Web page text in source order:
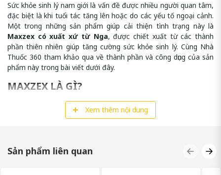
Sức khỏe sinh lý nam giới là vấn đề được nhiều người quan tâm,
đặc biệt là khi tuổi tác tăng lên hoặc do các yếu tố ngoại cảnh.
Một trong những sản phẩm giúp cải thiện tình trạng này là
Maxzex có xuất xứ từ Nga, được chiết xuất từ các thành
phần thiên nhiên giúp tăng cường sức khỏe sinh lý. Cùng Nhà
Thuốc 360 tham khảo qua về thành phần và công dụng của sản
phẩm này trong bài viết dưới đây.
MAXZEX LÀ GÌ?
Maxzex là một sản phẩm hỗ trợ sức khỏe sinh lý dành cho nam
giới, được chiết xuất từ các thành phần tự nhiên, giúp cải thiện
khả năng cương cứng , tăng kích thước và nâng cao chất lượng
cuộc sống vợ chồng cho phái mạnh.
Xem thêm nội dung
Sản phẩm liên quan